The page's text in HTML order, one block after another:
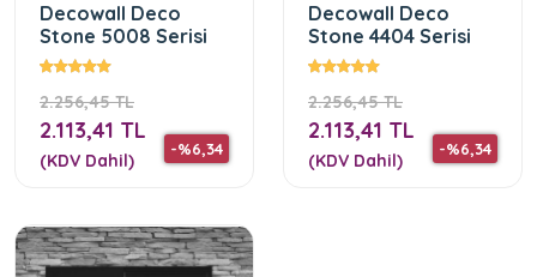
Decowall Deco
Stone 5008 Serisi
2.256,45 TL
-%6,34
2.113,41 TL
(KDV Dahil)
Decowall Deco
Stone 4404 Serisi
2.256,45 TL
-%6,34
2.113,41 TL
(KDV Dahil)